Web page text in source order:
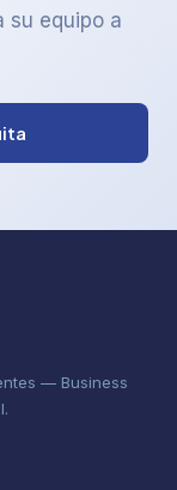
su equipo a
— Business